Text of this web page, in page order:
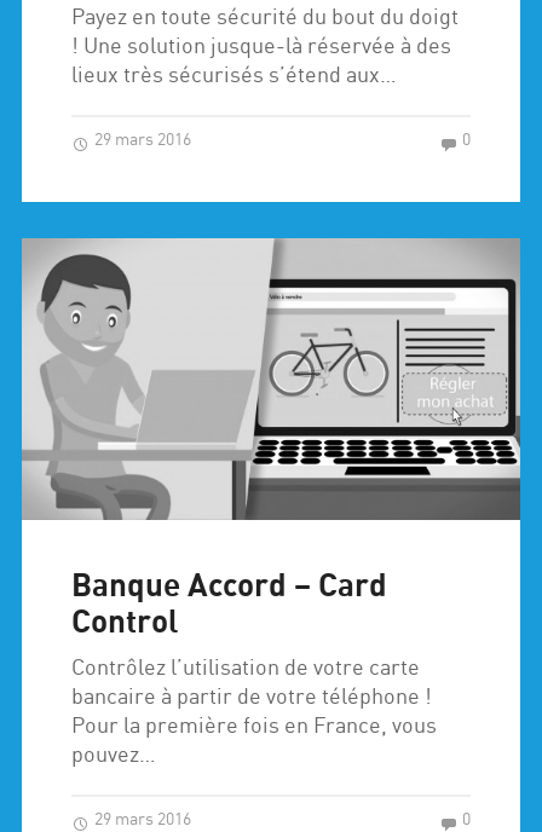
Payez en toute sécurité du bout du doigt
! Une solution jusque-là réservée à des
lieux très sécurisés s’étend aux…
29 mars 2016 0
Banque Accord – Card
Control
Contrôlez l’utilisation de votre carte
bancaire à partir de votre téléphone !
Pour la première fois en France, vous
pouvez…
29 mars 2016 0